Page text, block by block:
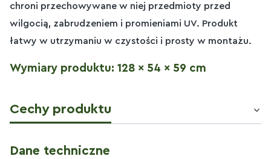
chroni przechowywane w niej przedmioty przed
wilgocią, zabrudzeniem i promieniami UV. Produkt
łatwy w utrzymaniu w czystości i prosty w montażu.
Wymiary produktu: 128 x 54 x 59 cm
Cechy produktu
Dane techniczne